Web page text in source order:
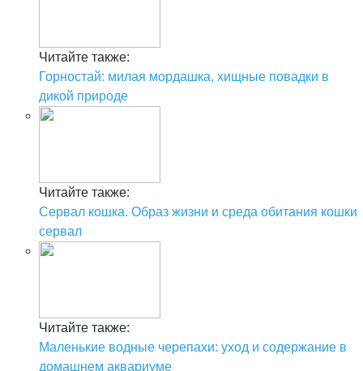
Читайте также:
Горностай: милая мордашка, хищные повадки в
дикой природе
Читайте также:
Сервал кошка. Образ жизни и среда обитания кошки
сервал
Читайте также:
Маленькие водные черепахи: уход и содержание в
домашнем аквариуме